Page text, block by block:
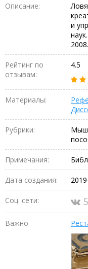
Описание:
и
Рейтинг по
отзывам:
4.5
Материалы:
Рубрики:
Примечания:
Дата создания:
Соц. сети: 5
Важно